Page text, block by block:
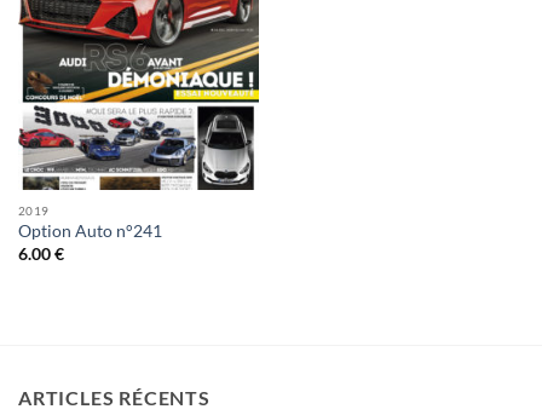
2019
Option Auto n°241
6.00€
ARTICLES RÉCENTS